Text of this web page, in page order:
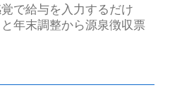
で給与を入力するだけ
年末調整から源泉徴収票